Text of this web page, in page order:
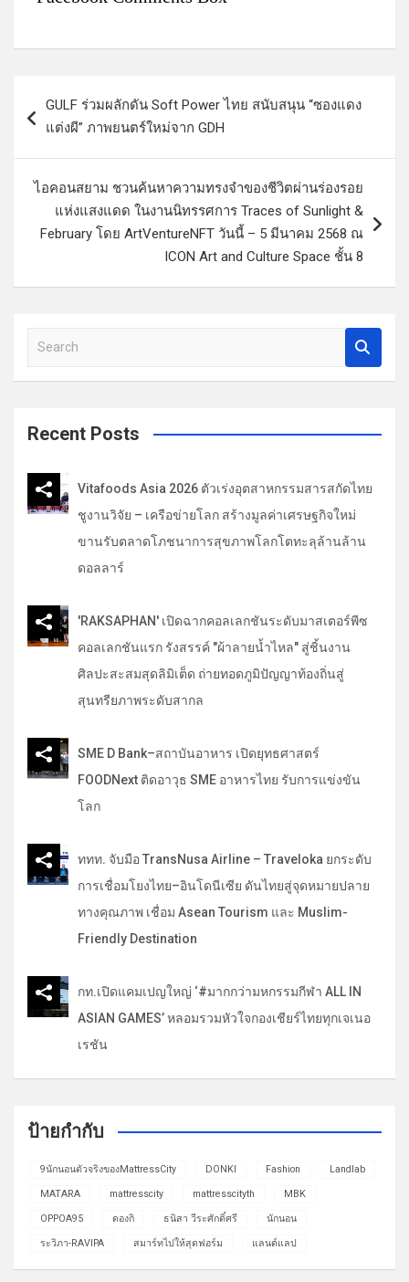
น
รื่
GULF ร่วมผลักดัน Soft Power ไทย สนับสนุน “ซองแดง
แต่งผี” ภาพยนตร์ใหม่จาก GDH
ไอคอนสยาม ชวนค้นหาความทรงจำของชีวิตผ่านร่องรอย
แห่งแสงแดด ในงานนิทรรศการ Traces of Sunlight &
February โดย ArtVentureNFT วันนี้ – 5 มีนาคม 2568 ณ
ICON Art and Culture Space ชั้น 8
a
c
Recent Posts
Vitafoods Asia 2026 ตัวเร่งอุตสาหกรรมสารสกัดไทย
ชูงานวิจัย – เครือข่ายโลก สร้างมูลค่าเศรษฐกิจใหม่
ขานรับตลาดโภชนาการสุขภาพโลกโตทะลุล้านล้าน
ดอลลาร์
'RAKSAPHAN' เปิดฉากคอลเลกชันระดับมาสเตอร์พีซ
คอลเลกชันแรก รังสรรค์ "ผ้าลายน้ำไหล" สู่ชิ้นงาน
ศิลปะสะสมสุดลิมิเต็ด ถ่ายทอดภูมิปัญญาท้องถิ่นสู่
สุนทรียภาพระดับสากล
SME D Bank–สถาบันอาหาร เปิดยุทธศาสตร์
FOODNext ติดอาวุธ SME อาหารไทย รับการแข่งขัน
โลก
ททท. จับมือ TransNusa Airline – Traveloka ยกระดับ
การเชื่อมโยงไทย–อินโดนีเซีย ดันไทยสู่จุดหมายปลาย
ทางคุณภาพ เชื่อม Asean Tourism และ Muslim-
Friendly Destination
กท.เปิดแคมเปญใหญ่ ‘#มากกว่ามหกรรมกีฬา ALL IN
ASIAN GAMES’ หลอมรวมหัวใจกองเชียร์ไทยทุกเจเนอ
เรชัน
ป้ายกำกับ
9นักนอนตัวจริงของMattressCity DONKI Fashion Landlab
MATARA mattresscity mattresscityth MBK
OPPOA95 ดองกิ ธนิสา วีระศักดิ์ศรี นักนอน
ระวิภา-RAVIPA สมาร์ทไปให้สุดฟอร์ม แลนด์แลป